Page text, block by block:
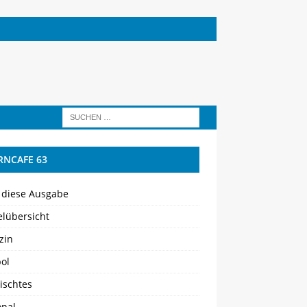
63
Ausgabe